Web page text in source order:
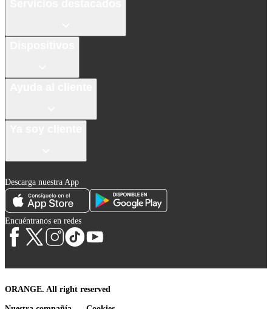
Descarga nuestra App
Encuéntranos en redes
ORANGE. All right reserved